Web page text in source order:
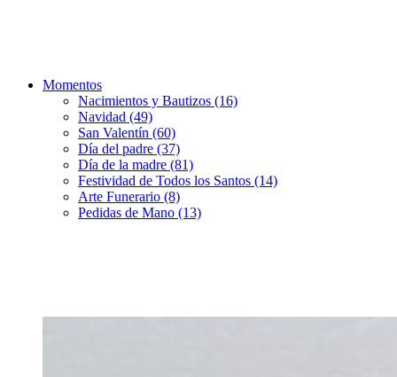
Momentos
Nacimientos y Bautizos (16)
Navidad (49)
San Valentín (60)
Día del padre (37)
Día de la madre (81)
Festividad de Todos los Santos (14)
Arte Funerario (8)
Pedidas de Mano (13)